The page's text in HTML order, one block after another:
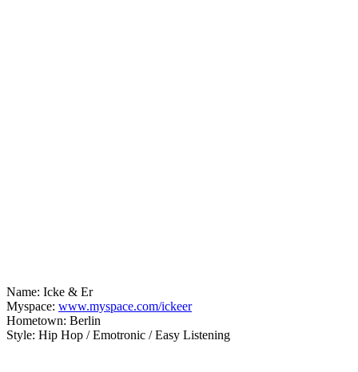
Name: Icke & Er
Myspace: www.myspace.com/ickeer
Hometown: Berlin
Style: Hip Hop / Emotronic / Easy Listening